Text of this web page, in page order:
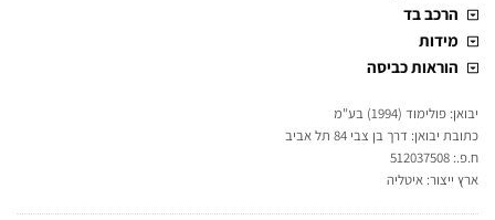
הרכב בד
מידות
הוראות כביסה
יבואן: פולימוד (1994) בע"מ
כתובת יבואן: דרך בן צבי 84 תל אביב
ח.פ.: 512037508
ארץ ייצור: איטליה